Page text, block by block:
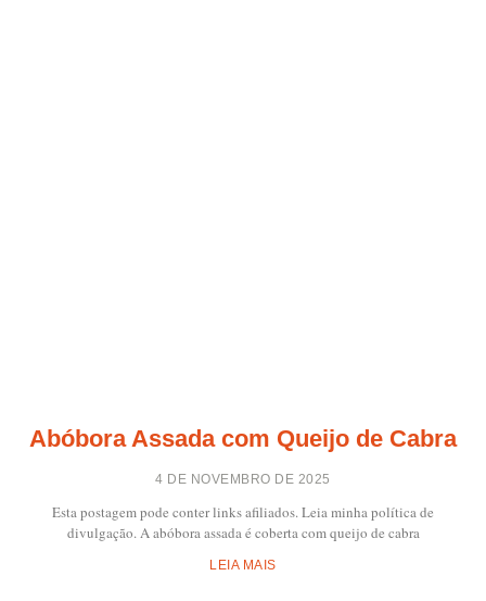
Abóbora Assada com Queijo de Cabra
4 DE NOVEMBRO DE 2025
Esta postagem pode conter links afiliados. Leia minha política de
divulgação. A abóbora assada é coberta com queijo de cabra
LEIA MAIS